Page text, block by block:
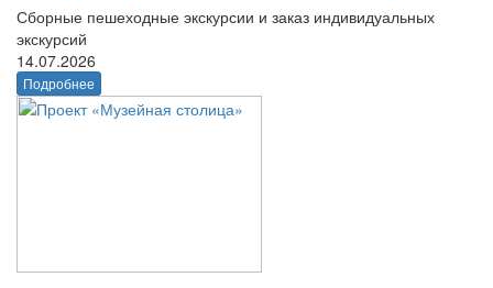
Сборные пешеходные экскурсии и заказ индивидуальных
экскурсий
14.07.2026
Подробнее